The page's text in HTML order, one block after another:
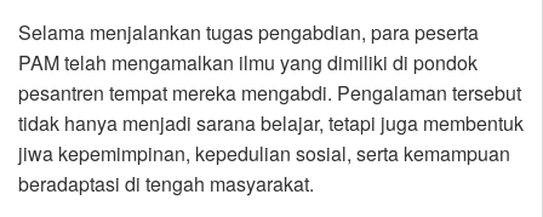
Selama menjalankan tugas pengabdian, para peserta
PAM telah mengamalkan ilmu yang dimiliki di pondok
pesantren tempat mereka mengabdi. Pengalaman tersebut
tidak hanya menjadi sarana belajar, tetapi juga membentuk
jiwa kepemimpinan, kepedulian sosial, serta kemampuan
beradaptasi di tengah masyarakat.